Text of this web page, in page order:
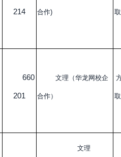
214 合作)
660
201
文理（华龙网校企
合作）
文理